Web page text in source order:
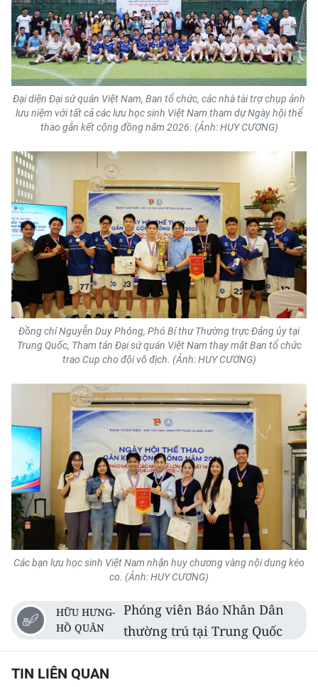
Đại diện Đại sứ quán Việt Nam, Ban tổ chức, các nhà tài trợ chụp ảnh
lưu niệm với tất cả các lưu học sinh Việt Nam tham dự Ngày hội thể
thao gắn kết cộng đồng năm 2026. (Ảnh: HUY CƯƠNG)
Đồng chí Nguyễn Duy Phóng, Phó Bí thư Thường trực Đảng ủy tại
Trung Quốc, Tham tán Đại sứ quán Việt Nam thay mặt Ban tổ chức
trao Cup cho đội vô địch. (Ảnh: HUY CƯƠNG)
Các bạn lưu học sinh Việt Nam nhận huy chương vàng nội dung kéo
co. (Ảnh: HUY CƯƠNG)
HỮU HƯNG-
HỒ QUÂN
Phóng viên Báo Nhân Dân
thường trú tại Trung Quốc
TIN LIÊN QUAN